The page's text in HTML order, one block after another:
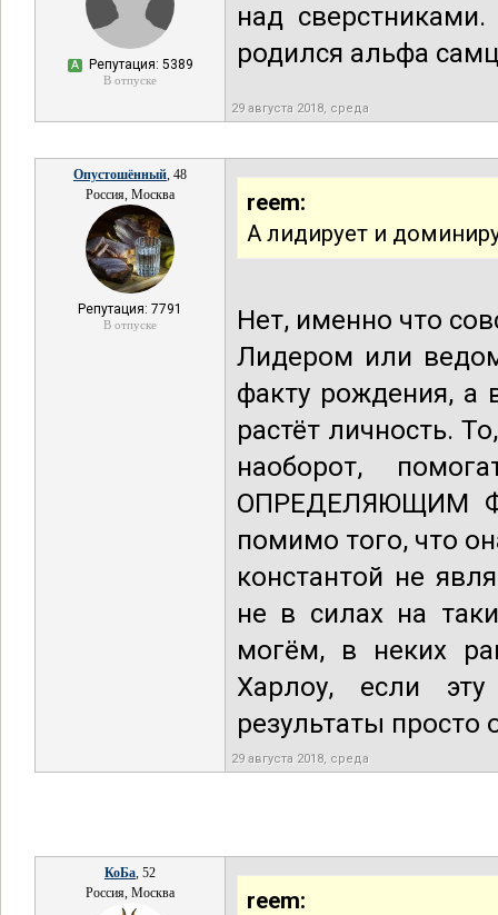
А Репутация: 5389
В отпуске
над
родился альфа
29 августа 2018, среда
Опустошённый, 48
Россия, Москва
Репутация: 7791
В отпуске
reem:
А лидирует и
Нет, именно что
Лидером или
факту рождения, а
растёт личность.
наоборот,
ОПРЕДЕЛЯЮЩИМ
помимо того, что
константой не
не в силах на
могём, в неких
Харлоу, если
результаты
29 августа 2018, среда
КоБа, 52
Россия, Москва
reem: